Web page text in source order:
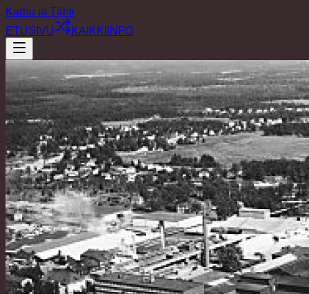
Karhu ja Tähti
ETUSIVU
KAIKKI INFO